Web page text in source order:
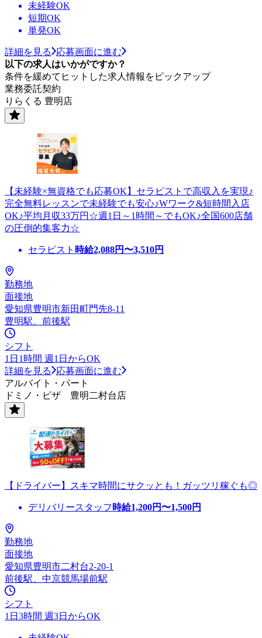
未経験OK
短期OK
単発OK
詳細を見る
応募画面に進む
以下の求人はいかがですか？
条件を緩めてヒットした求人情報をピックアップ
業務委託契約
りらくる 豊明店
【未経験×無資格でも応募OK】セラピストで高収入を実現♪
完全無料レッスンで未経験でも安心♪Wワーク&短時間入店
OK♪平均月収33万円☆週1日～1時間～でもOK♪全国600店舗
の圧倒的集客力☆
セラピスト 時給2,088円〜3,510円
勤務地
面接地
愛知県豊明市新田町門先8-11
豊明駅、前後駅
シフト
1日1時間 週1日からOK
詳細を見る
応募画面に進む
アルバイト・パート
ドミノ・ピザ 豊明二村台店
【ドライバー】スキマ時間にサクッとも！ガッツリ稼ぐも◎
デリバリースタッフ 時給1,200円〜1,500円
勤務地
面接地
愛知県豊明市二村台2-20-1
前後駅、中京競馬場前駅
シフト
1日3時間 週3日からOK